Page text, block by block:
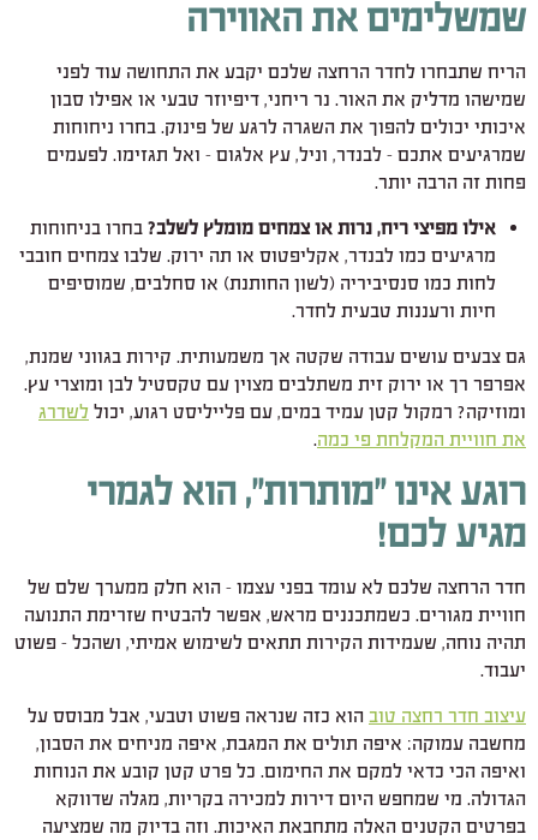
שמשלימים את האווירה
הריח שתבחרו לחדר הרחצה שלכם יקבע את התחושה עוד לפני
שמישהו מדליק את האור. נר ריחני, דיפיוזר טבעי או אפילו סבון
איכותי יכולים להפוך את השגרה לרגע של פינוק. בחרו ניחוחות
שמרגיעים אתכם – לבנדר, וניל, עץ אלגום – ואל תגזימו. לפעמים
פחות זה הרבה יותר.
אילו מפיצי ריח, נרות או צמחים מומלץ לשלב? בחרו בניחוחות
מרגיעים כמו לבנדר, אקליפטוס או תה ירוק. שלבו צמחים חובבי
לחות כמו סנסיביריה (לשון החותנת) או סחלבים, שמוסיפים
חיות ורעננות טבעית לחדר.
גם צבעים עושים עבודה שקטה אך משמעותית. קירות בגווני שמנת,
אפרפר רך או ירוק זית משתלבים מצוין עם טקסטיל לבן ומוצרי עץ.
ומוזיקה? רמקול קטן עמיד במים, עם פלייליסט רגוע, יכול לשדרג
את חוויית המקלחת פי כמה.
רוגע אינו "מותרות", הוא לגמרי
מגיע לכם!
חדר הרחצה שלכם לא עומד בפני עצמו – הוא חלק ממערך שלם של
חוויית מגורים. כשמתכננים מראש, אפשר להבטיח שזרימת התנועה
תהיה נוחה, שעמידות הקירות תתאים לשימוש אמיתי, ושהכל – פשוט
יעבוד.
עיצוב חדר רחצה טוב הוא כזה שנראה פשוט וטבעי, אבל מבוסס על
מחשבה עמוקה: איפה תולים את המגבת, איפה מניחים את הסבון,
ואיפה הכי כדאי למקם את החימום. כל פרט קטן קובע את הנוחות
הגדולה. מי שמחפש היום דירות למכירה בקריות, מגלה שדווקא
בפרטים הקטנים האלה מתחבאת האיכות. וזה בדיוק מה שמציעה